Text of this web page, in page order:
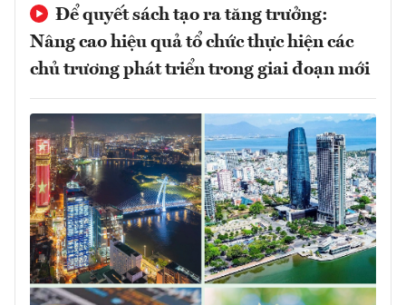
Để quyết sách tạo ra tăng trưởng:
Nâng cao hiệu quả tổ chức thực hiện các
chủ trương phát triển trong giai đoạn mới